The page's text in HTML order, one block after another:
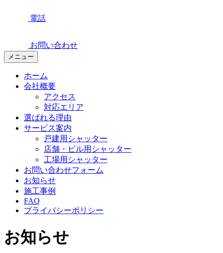
電話
お問い合わせ
メニュー
ホーム
会社概要
アクセス
対応エリア
選ばれる理由
サービス案内
戸建用シャッター
店舗・ビル用シャッター
工場用シャッター
お問い合わせフォーム
お知らせ
施工事例
FAQ
プライバシーポリシー
お知らせ